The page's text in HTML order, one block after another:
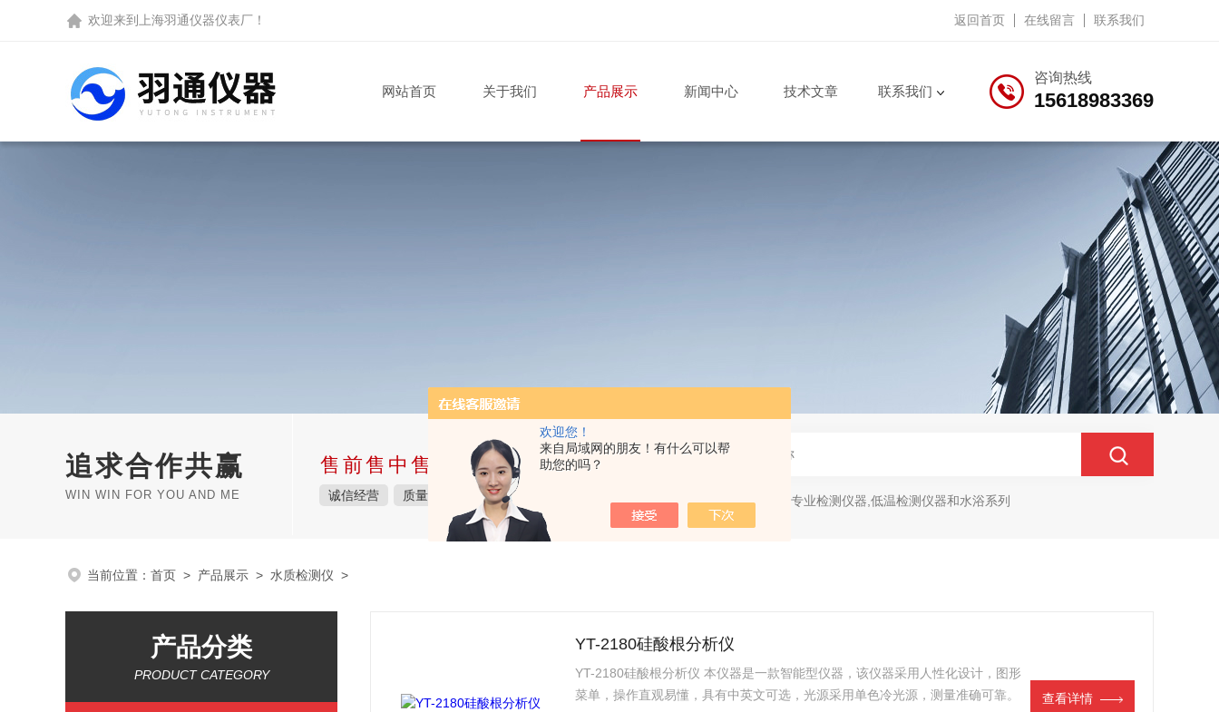
欢迎您！
来自局域网的朋友！有什么可以帮
助您的吗？
欢迎来到 上海羽通仪器仪表厂 ！ 返回首页 在线留言 联系我们
咨询热线
15618983369
网站首页 关于我们 产品展示 新闻中心 技术文章 联系我们
追求合作共赢
WIN WIN FOR YOU AND ME
售前售中售后完整的服务体系
诚信经营 质量保障 价格实惠 热门关键词：石油产品专业检测仪器,低温检测仪器和水浴系列
当前位置： 首页 > 产品展示 > 水质检测仪 >
产品分类
PRODUCT CATEGORY
YT-2180硅酸根分析仪
YT-2180硅酸根分析仪 本仪器是一款智能型仪器，该仪器采用人性化设计，图形
菜单，操作直观易懂，具有中英文可选，光源采用单色冷光源，测量准确可靠。
查看详情